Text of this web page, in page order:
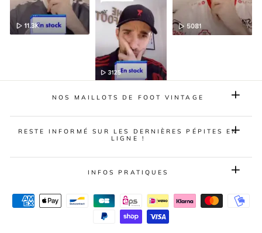
NOS MAILLOTS DE FOOT VINTAGE
RESTE INFORMÉ SUR LES DERNIÈRES PÉPITES EN
LIGNE !
INFOS PRATIQUES